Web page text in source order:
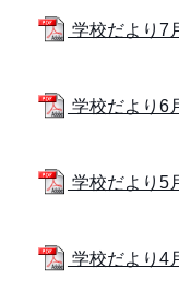
学校だより7
学校だより6
学校だより5
学校だより4